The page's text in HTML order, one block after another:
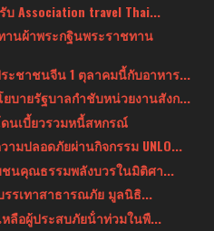
Association travel Thai...
นผ้าพระกฐินพระราชทาน
ชาชนจีน 1 ตุลาคมนี้กับอาหาร...
บายรัฐบาลกำชับหน่วยงานสังก...
ดนเบี้ยวรวมหนี้สหกรณ์
มปลอดภัยผ่านกิจกรรม UNLO...
นคุณธรรมพลังบวรในมิติศา...
รเทาสาธารณภัย มูลนิธิ...
ลือผู้ประสบภัยน้ําท่วมในพื...